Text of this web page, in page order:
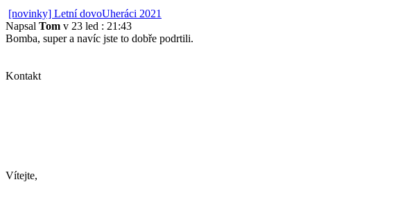
[novinky] Letní dovoUheráci 2021
Napsal Tom v 23 led : 21:43
Bomba, super a navíc jste to dobře podrtili.
Kontakt
Vítejte,